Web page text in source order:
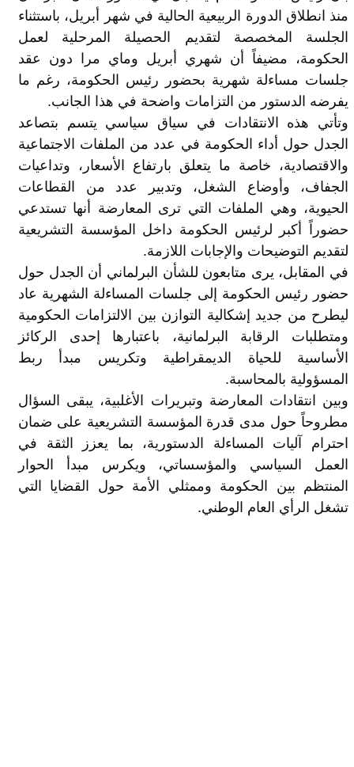
منذ انطلاق الدورة الربيعية الحالية في شهر أبريل، باستثناء
الجلسة المخصصة لتقديم الحصيلة المرحلية لعمل
الحكومة، مضيفاً أن شهري أبريل وماي مرا دون عقد
جلسات مساءلة شهرية بحضور رئيس الحكومة، رغم ما
يفرضه الدستور من التزامات واضحة في هذا الجانب.
وتأتي هذه الانتقادات في سياق سياسي يتسم بتصاعد
الجدل حول أداء الحكومة في عدد من الملفات الاجتماعية
والاقتصادية، خاصة ما يتعلق بارتفاع الأسعار، وتداعيات
الجفاف، وأوضاع الشغل، وتدبير عدد من القطاعات
الحيوية، وهي الملفات التي ترى المعارضة أنها تستدعي
حضوراً أكبر لرئيس الحكومة داخل المؤسسة التشريعية
لتقديم التوضيحات والإجابات اللازمة.
في المقابل، يرى متابعون للشأن البرلماني أن الجدل حول
حضور رئيس الحكومة إلى جلسات المساءلة الشهرية عاد
ليطرح من جديد إشكالية التوازن بين الالتزامات الحكومية
ومتطلبات الرقابة البرلمانية، باعتبارها إحدى الركائز
الأساسية للحياة الديمقراطية وتكريس مبدأ ربط
المسؤولية بالمحاسبة.
وبين انتقادات المعارضة وتبريرات الأغلبية، يبقى السؤال
مطروحاً حول مدى قدرة المؤسسة التشريعية على ضمان
احترام آليات المساءلة الدستورية، بما يعزز الثقة في
العمل السياسي والمؤسساتي، ويكرس مبدأ الحوار
المنتظم بين الحكومة وممثلي الأمة حول القضايا التي
تشغل الرأي العام الوطني.